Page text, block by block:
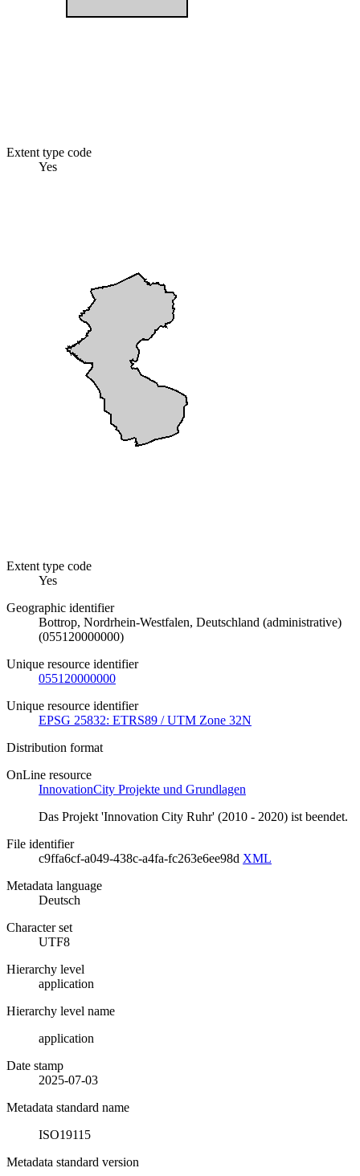
Extent type code
Yes
Extent type code
Yes
Geographic identifier
Bottrop, Nordrhein-Westfalen, Deutschland (administrative)
(055120000000)
Unique resource identifier
055120000000
Unique resource identifier
EPSG 25832: ETRS89 / UTM Zone 32N
Distribution format
OnLine resource
InnovationCity Projekte und Grundlagen
Das Projekt 'Innovation City Ruhr' (2010 - 2020) ist beendet.
File identifier
c9ffa6cf-a049-438c-a4fa-fc263e6ee98d XML
Metadata language
Deutsch
Character set
UTF8
Hierarchy level
application
Hierarchy level name
application
Date stamp
2025-07-03
Metadata standard name
ISO19115
Metadata standard version